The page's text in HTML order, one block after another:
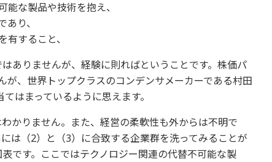
能な製品や技術を抱え、
り、
有すること、
ありませんが、経験に則ればということです。株価パ
が、世界トップクラスのコンデンサメーカーである村田
はまっているように思えます。
かりません。また、経営の柔軟性も外からは不明で
は（2）と（3）に合致する企業群を洗ってみることが
です。ここではテクノロジー関連の代替不可能な製